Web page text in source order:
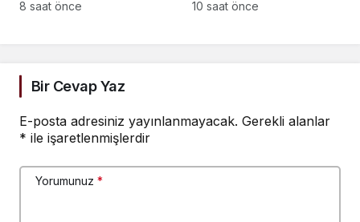
“Eksik hakkın tam hak
8 saat önce
saldırılarında 2
10 saat önce
Bir Cevap Yaz
E-posta adresiniz yayınlanmayacak. Gerekli alanlar
* ile işaretlenmişlerdir
Yorumunuz *